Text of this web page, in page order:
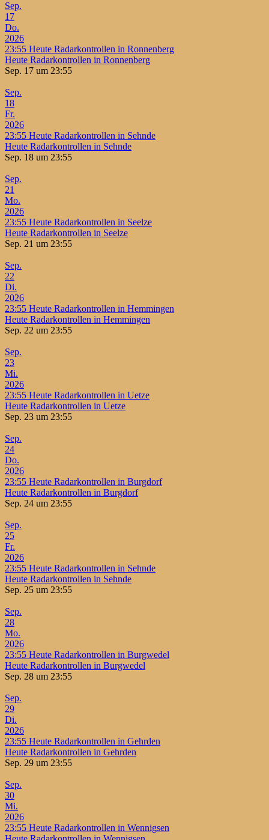
Sep.
17
Do.
2026
23:55 Heute Radarkontrollen in Ronnenberg
Heute Radarkontrollen in Ronnenberg
Sep. 17 um 23:55
Sep.
18
Fr.
2026
23:55 Heute Radarkontrollen in Sehnde
Heute Radarkontrollen in Sehnde
Sep. 18 um 23:55
Sep.
21
Mo.
2026
23:55 Heute Radarkontrollen in Seelze
Heute Radarkontrollen in Seelze
Sep. 21 um 23:55
Sep.
22
Di.
2026
23:55 Heute Radarkontrollen in Hemmingen
Heute Radarkontrollen in Hemmingen
Sep. 22 um 23:55
Sep.
23
Mi.
2026
23:55 Heute Radarkontrollen in Uetze
Heute Radarkontrollen in Uetze
Sep. 23 um 23:55
Sep.
24
Do.
2026
23:55 Heute Radarkontrollen in Burgdorf
Heute Radarkontrollen in Burgdorf
Sep. 24 um 23:55
Sep.
25
Fr.
2026
23:55 Heute Radarkontrollen in Sehnde
Heute Radarkontrollen in Sehnde
Sep. 25 um 23:55
Sep.
28
Mo.
2026
23:55 Heute Radarkontrollen in Burgwedel
Heute Radarkontrollen in Burgwedel
Sep. 28 um 23:55
Sep.
29
Di.
2026
23:55 Heute Radarkontrollen in Gehrden
Heute Radarkontrollen in Gehrden
Sep. 29 um 23:55
Sep.
30
Mi.
2026
23:55 Heute Radarkontrollen in Wennigsen